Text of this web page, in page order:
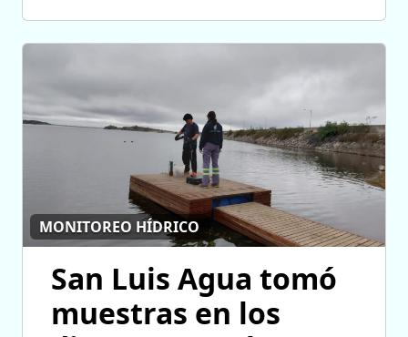
MONITOREO HÍDRICO
San Luis Agua tomó
muestras en los